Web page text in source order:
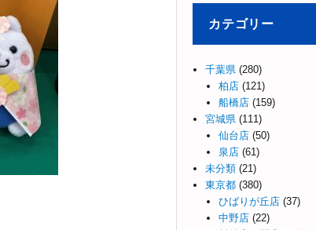
カテゴリー
千葉県 (280)
柏店(121)
船橋店(159)
宮城県 (111)
仙台店(50)
泉店(61)
未分類 (21)
東京都 (380)
ひばりが丘店(37)
中野店(22)